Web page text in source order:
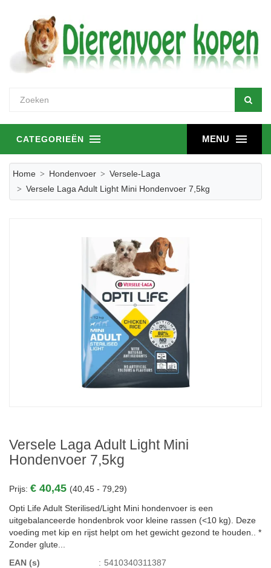
MENU
CATEGORIEËN
Home Hondenvoer
Versele-Laga
Versele Laga Adult Light Mini Hondenvoer 7,5kg
Versele Laga Adult Light Mini
Hondenvoer 7,5kg
Prijs: € 40,45 (40,45 - 79,29)
Opti Life Adult Sterilised/Light Mini hondenvoer is een
uitgebalanceerde hondenbrok voor kleine rassen (<10 kg). Deze
voeding met kip en rijst helpt om het gewicht gezond te houden.. *
Zonder glute...
EAN (s)
: 5410340311387